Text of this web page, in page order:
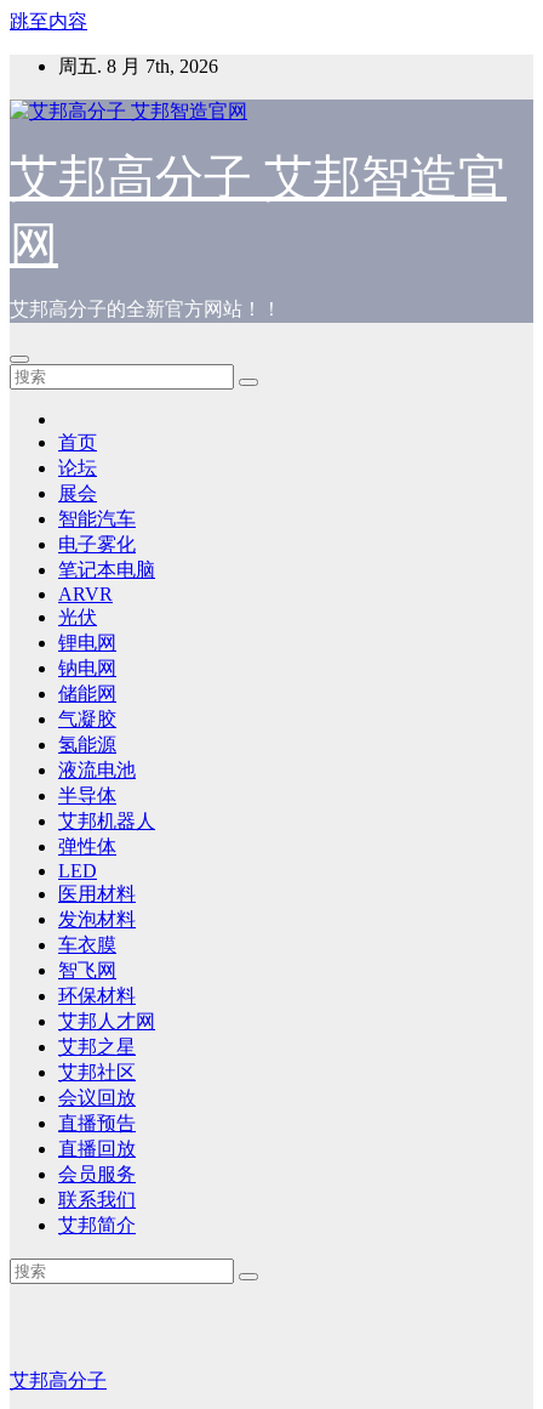
跳至内容
周五. 8 月 7th, 2026
艾邦高分子 艾邦智造官
网
艾邦高分子的全新官方网站！！
首页
论坛
展会
智能汽车
电子雾化
笔记本电脑
ARVR
光伏
锂电网
钠电网
储能网
气凝胶
氢能源
液流电池
半导体
艾邦机器人
弹性体
LED
医用材料
发泡材料
车衣膜
智飞网
环保材料
艾邦人才网
艾邦之星
艾邦社区
会议回放
直播预告
直播回放
会员服务
联系我们
艾邦简介
艾邦高分子